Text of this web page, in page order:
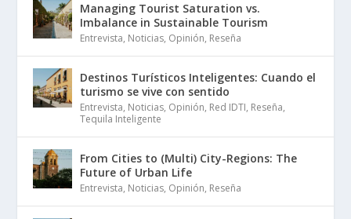
Managing Tourist Saturation vs.
Imbalance in Sustainable Tourism
Entrevista, Noticias, Opinión, Reseña
Destinos Turísticos Inteligentes: Cuando el
turismo se vive con sentido
Entrevista, Noticias, Opinión, Red IDTI, Reseña,
Tequila Inteligente
From Cities to (Multi) City-Regions: The
Future of Urban Life
Entrevista, Noticias, Opinión, Reseña